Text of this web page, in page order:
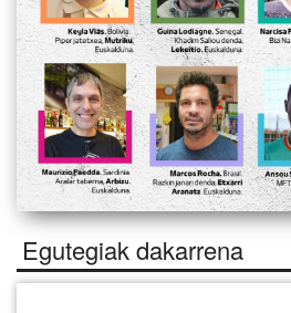
Egutegiak dakarrena